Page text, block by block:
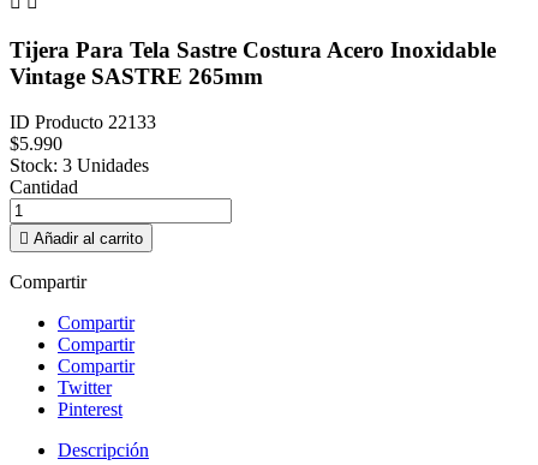
Tijera Para Tela Sastre Costura Acero Inoxidable
Vintage SASTRE 265mm
ID Producto 22133
$5.990
Stock: 3 Unidades
Cantidad
 Añadir al carrito
Compartir
Compartir
Compartir
Compartir
Twitter
Pinterest
Descripción